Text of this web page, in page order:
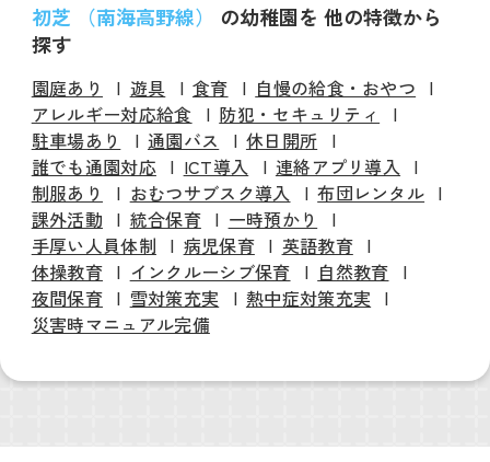
初芝 （南海高野線） の幼稚園を 他の特徴から
探す
園庭あり 遊具 食育
自慢の給食・おやつ
アレルギー対応給食
防犯・セキュリティ
駐車場あり
通園バス
休日開所
誰でも通園対応
ICT導入
連絡アプリ導入
制服あり
おむつサブスク導入
布団レンタル
課外活動
統合保育
一時預かり
手厚い人員体制
病児保育
英語教育
体操教育
インクルーシブ保育
自然教育
夜間保育
雪対策充実
熱中症対策充実
災害時マニュアル完備